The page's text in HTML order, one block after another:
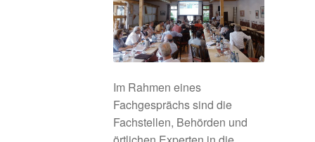
Amt für Ernährung Landwirtschaft und Forsten
Im Rahmen eines
Fachgesprächs sind die
Fachstellen, Behörden und